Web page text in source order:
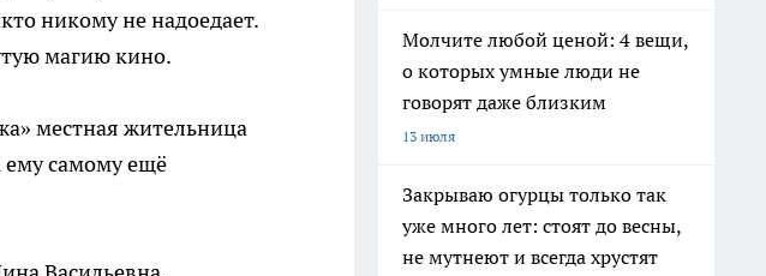
никому не надоедает.
магию кино.
местная жительница
ему самому ещё
Молчите любой ценой: 4 вещи,
о которых умные люди не
говорят даже близким
13 июля
Закрываю огурцы только так
уже много лет: стоят до весны,
не мутнеют и всегда хрустят